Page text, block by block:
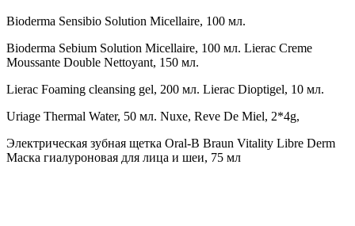
Bioderma Sensibio Solution Micellaire, 100 мл.
Bioderma Sebium Solution Micellaire, 100 мл. Lierac Creme
Moussante Double Nettoyant, 150 мл.
Lierac Foaming cleansing gel, 200 мл. Lierac Dioptigel, 10 мл.
Uriage Thermal Water, 50 мл. Nuxe, Reve De Miel, 2*4g,
Электрическая зубная щетка Oral-B Braun Vitality Libre Derm
Маска гиалуроновая для лица и шеи, 75 мл